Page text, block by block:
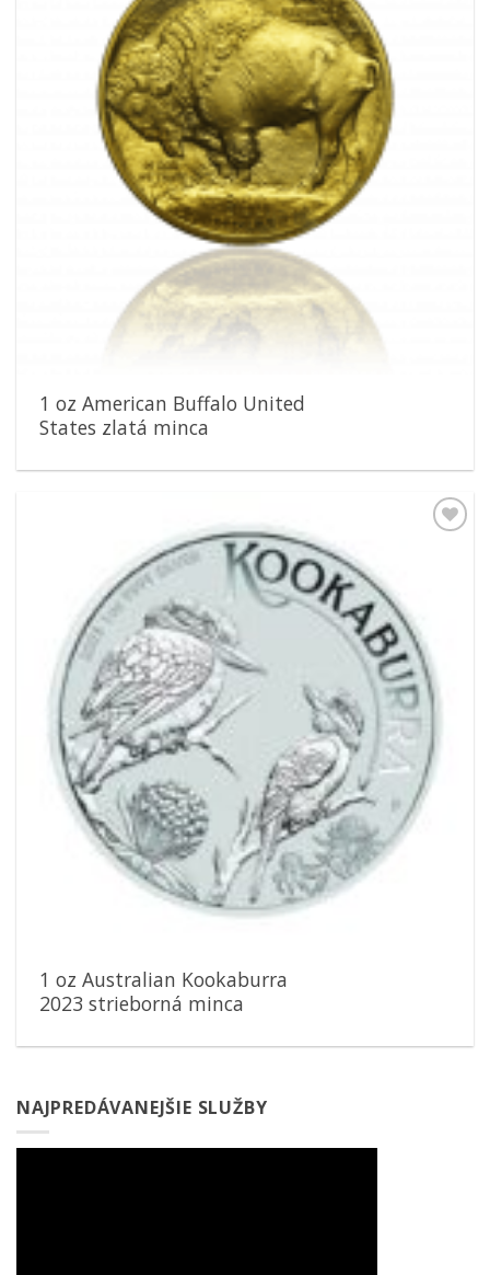
1 oz American Buffalo United
States zlatá minca
1 oz Australian Kookaburra
2023 strieborná minca
NAJPREDÁVANEJŠIE SLUŽBY